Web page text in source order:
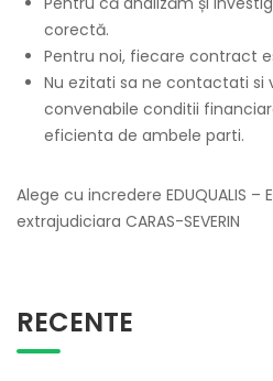
corectă.
Pentru noi, fiecare contract
Nu ezitati sa ne contactati si
convenabile conditii
eficienta de ambele parti.
Alege cu incredere EDUQUALIS
extrajudiciara CARAS-SEVERIN
RECENTE